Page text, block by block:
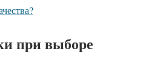
при выборе